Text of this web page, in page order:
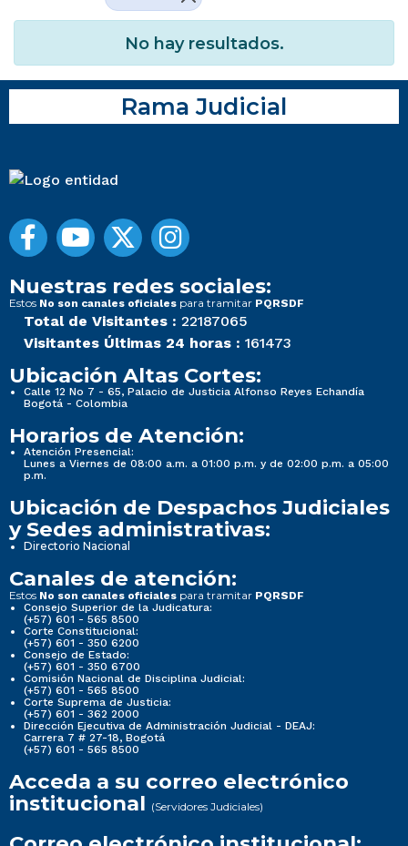
No hay resultados.
Rama Judicial
Nuestras redes sociales:
Estos No son canales oficiales para tramitar PQRSDF
Total de Visitantes : 22187065
Visitantes Últimas 24 horas : 161473
Ubicación Altas Cortes:
Calle 12 No 7 - 65, Palacio de Justicia Alfonso Reyes Echandía
Bogotá - Colombia
Horarios de Atención:
Atención Presencial:
Lunes a Viernes de 08:00 a.m. a 01:00 p.m. y de 02:00 p.m. a 05:00
p.m.
Ubicación de Despachos Judiciales
y Sedes administrativas:
Directorio Nacional
Canales de atención:
Estos No son canales oficiales para tramitar PQRSDF
Consejo Superior de la Judicatura:
(+57) 601 - 565 8500
Corte Constitucional:
(+57) 601 - 350 6200
Consejo de Estado:
(+57) 601 - 350 6700
Comisión Nacional de Disciplina Judicial:
(+57) 601 - 565 8500
Corte Suprema de Justicia:
(+57) 601 - 362 2000
Dirección Ejecutiva de Administración Judicial - DEAJ:
Carrera 7 # 27-18, Bogotá
(+57) 601 - 565 8500
Acceda a su correo electrónico
institucional (Servidores Judiciales)